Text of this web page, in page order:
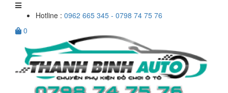
Hotline : 0962 665 345 - 0798 74 75 76
0